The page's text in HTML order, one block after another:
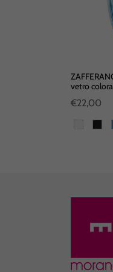
vetro
€22,00